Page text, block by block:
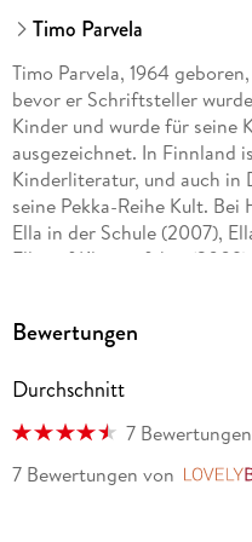
Timo Parvela
Timo Parvela, 1964
bevor er Schriftsteller
Kinder und wurde für seine
ausgezeichnet. In Finnland
Kinderliteratur, und auch in
seine Pekka-Reihe Kult. Bei
Ella in der Schule (2007),
Ella auf Klassenfahrt
Rennen (2013), Ella und der
der Nacht (2015), Ella und
das Festkonzert (2016), Ella
(2017), Ella und der falsche
Freunde als Babysitter
Bewertungen
Durchschnitt
7 Bewertungen
7 Bewertungen von